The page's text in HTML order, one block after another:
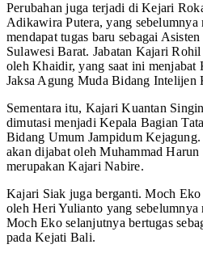
Perubahan juga terjadi di Kejari
Adikawira Putera, yang
mendapat tugas baru sebagai
Sulawesi Barat. Jabatan Kajari
oleh Khaidir, yang saat ini
Jaksa Agung Muda Bidang Intelijen
Sementara itu, Kajari Kuantan
dimutasi menjadi Kepala Bagian
Bidang Umum Jampidum
akan dijabat oleh Muhammad
merupakan Kajari Nabire.
Kajari Siak juga berganti. Moch
oleh Heri Yulianto yang
Moch Eko selanjutnya bertugas
pada Kejati Bali.